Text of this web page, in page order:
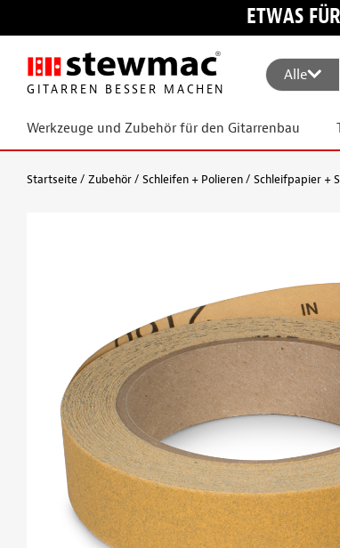
ETWAS
GITARREN BESSER MACHEN
Alle
Werkzeuge und Zubehör für den Gitarrenbau
Startseite Zubehör Schleifen + Polieren Schleifpapier +